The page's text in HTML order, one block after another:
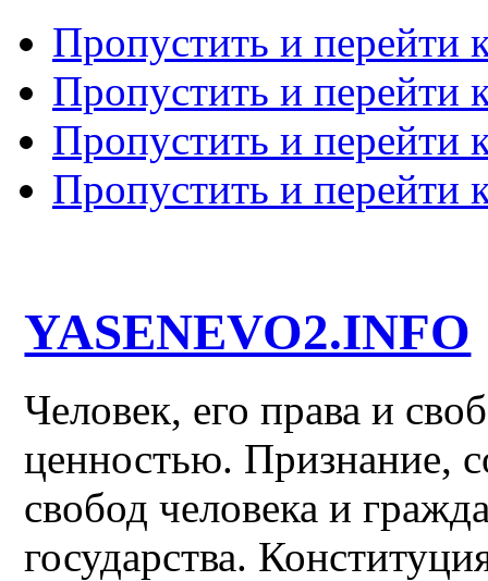
Пропустить и перейти
Пропустить и перейти
Пропустить и перейти
Пропустить и перейти
YASENEVO2.INFO
Человек, его права и
ценностью. Признание,
свобод человека и
государства.